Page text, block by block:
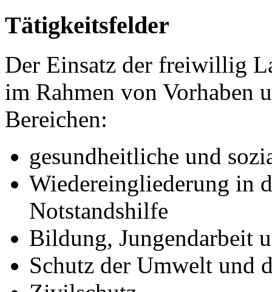
Tätigkeitsfelder
Der Einsatz der freiwillig
im Rahmen von Vorhaben
Bereichen:
gesundheitliche und
Wiedereingliederung in
Notstandshilfe
Bildung, Jungendarbeit
Schutz der Umwelt und